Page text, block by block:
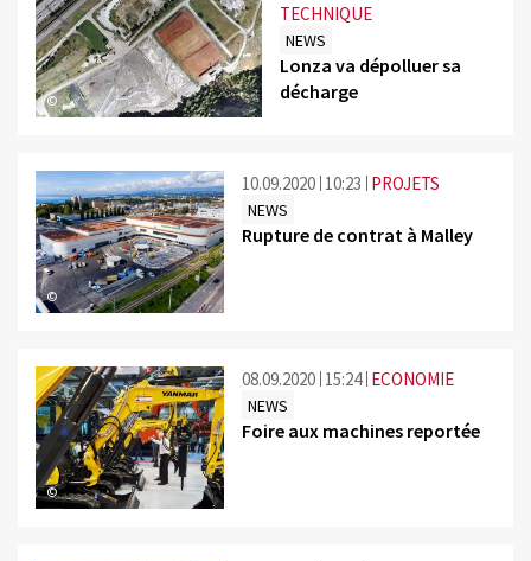
©
TECHNIQUE
NEWS
Lonza va dépolluer sa
décharge
©
10.09.2020 10:23 PROJETS
NEWS
Rupture de contrat à Malley
©
08.09.2020 15:24 ECONOMIE
NEWS
Foire aux machines reportée